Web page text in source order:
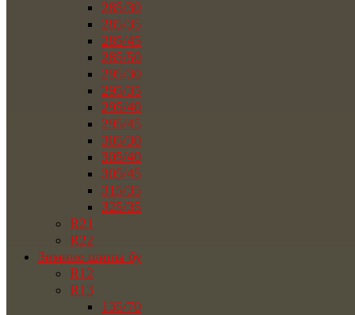
285/30
285/35
285/45
285/50
295/30
295/35
295/40
295/45
305/30
305/40
305/45
315/35
325/35
R21
R22
Зимние шины бу
R12
R13
135/70